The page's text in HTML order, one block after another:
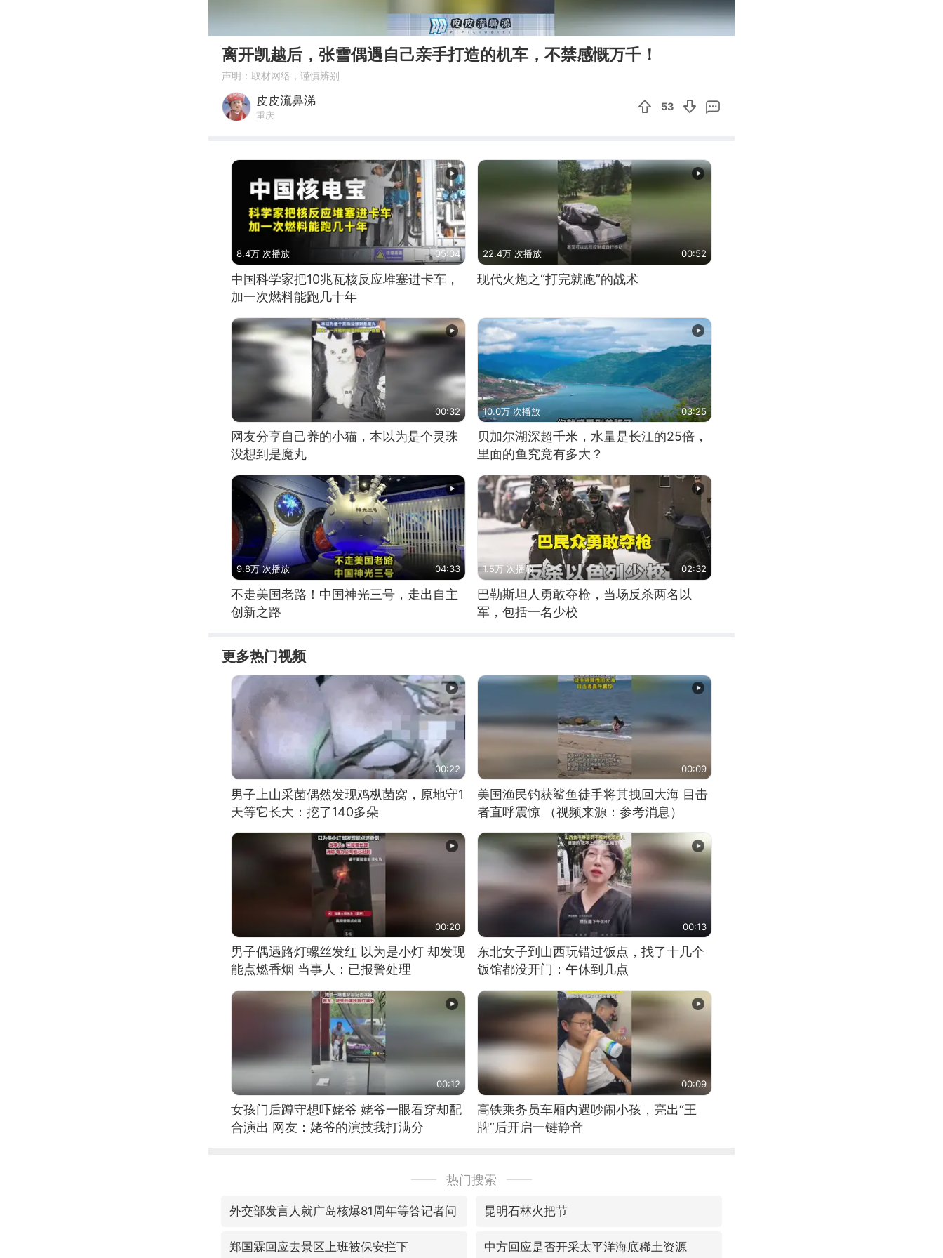
01:09
离开凯越后，张雪偶遇自己亲手打造的机车，不禁感慨万千！
声明：取材网络，谨慎辨别
皮皮流鼻涕
重庆
53
8.4万 次播放 05:04
中国科学家把10兆瓦核反应堆塞进卡车，
加一次燃料能跑几十年
22.4万 次播放 00:52
现代火炮之“打完就跑”的战术
00:32
网友分享自己养的小猫，本以为是个灵珠
没想到是魔丸
10.0万 次播放 03:25
贝加尔湖深超千米，水量是长江的25倍，
里面的鱼究竟有多大？
9.8万 次播放 04:33
不走美国老路！中国神光三号，走出自主
创新之路
1.5万 次播放 02:32
巴勒斯坦人勇敢夺枪，当场反杀两名以
军，包括一名少校
更多热门视频
00:22
男子上山采菌偶然发现鸡枞菌窝，原地守1
天等它长大：挖了140多朵
00:09
美国渔民钓获鲨鱼徒手将其拽回大海 目击
者直呼震惊 （视频来源：参考消息）
00:20
男子偶遇路灯螺丝发红 以为是小灯 却发现
能点燃香烟 当事人：已报警处理
00:13
东北女子到山西玩错过饭点，找了十几个
饭馆都没开门：午休到几点
00:12
女孩门后蹲守想吓姥爷 姥爷一眼看穿却配
合演出 网友：姥爷的演技我打满分
00:09
高铁乘务员车厢内遇吵闹小孩，亮出“王
牌”后开启一键静音
热门搜索
外交部发言人就广岛核爆81周年等答记者问 昆明石林火把节
郑国霖回应去景区上班被保安拦下 中方回应是否开采太平洋海底稀土资源